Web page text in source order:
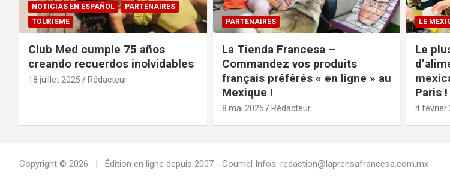
NOTICIAS EN ESPAÑOL
PARTENAIRES
TOURISME
Club Med cumple 75 años
creando recuerdos inolvidables
18 juillet 2025 Rédacteur
PARTENAIRES
La Tienda Francesa –
Commandez vos produits
français préférés « en ligne » au
Mexique !
8 mai 2025 Rédacteur
LE
Le
Paris !
4 février
Copyright © 2026 Édition en ligne depuis 2007 - Courriel Infos: redaction@laprensafrancesa.com.mx